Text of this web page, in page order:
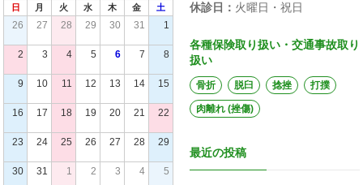
日 月 火 水 木 金 土
26 27 28 29 30 31 1
2 3 4 5 6 7 8
9 10 11 12 13 14 15
16 17 18 19 20 21 22
23 24 25 26 27 28 29
30 31 1 2 3 4 5
休診日： 火曜日・祝日
各種保険取り扱い・交通事故取り
扱い
骨折 脱臼 捻挫 打撲
肉離れ (挫傷)
最近の投稿